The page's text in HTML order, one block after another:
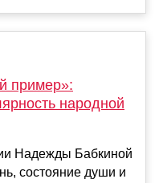
пример»:
народной
Надежды Бабкиной
состояние души и